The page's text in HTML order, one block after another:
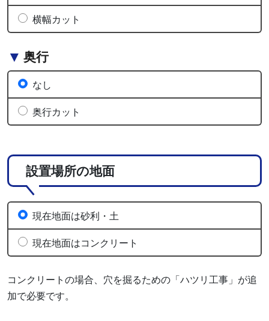
横幅カット
奥行
なし
奥行カット
設置場所の地面
コンクリートの場合、穴を掘るための「ハツリ工事」が追
加で必要です。
現在地面は砂利・土
現在地面はコンクリート